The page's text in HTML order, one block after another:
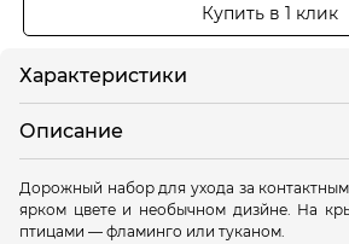
Купить в 1 клик
Характеристики
Описание
Дорожный набор для ухода за
ярком цвете и необычном дизйне. На
птицами — фламинго или туканом.